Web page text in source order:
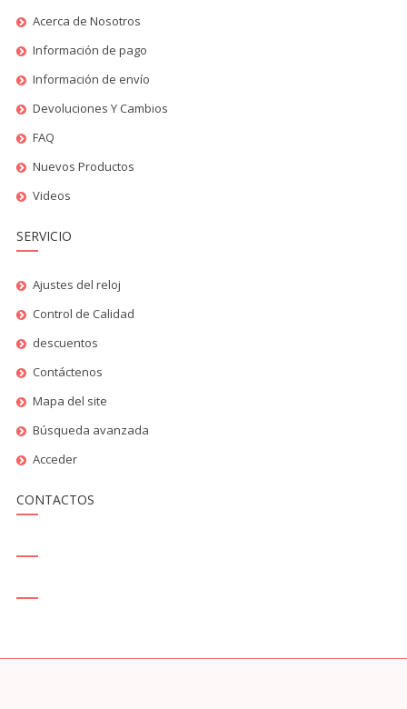
Acerca de Nosotros
Información de pago
Información de envío
Devoluciones Y Cambios
FAQ
Nuevos Productos
Videos
SERVICIO
Ajustes del reloj
Control de Calidad
descuentos
Contáctenos
Mapa del site
Búsqueda avanzada
Acceder
CONTACTOS